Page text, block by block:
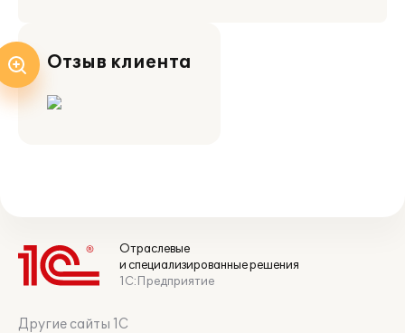
Отзыв клиента
Отраслевые
и специализированные решения
1С:Предприятие
Другие сайты 1С